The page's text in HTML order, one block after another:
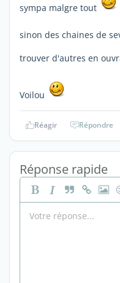
sympa malgre tout
sinon des chaines de
trouver d'autres en
Voilou
Réagir Répondre
Réponse rapide